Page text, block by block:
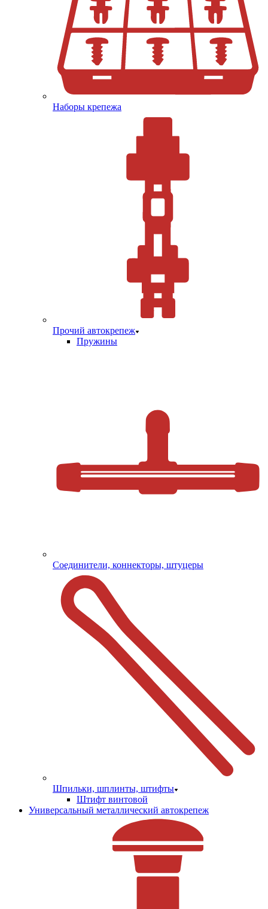
Наборы крепежа
Прочий автокрепеж
Пружины
Соединители, коннекторы, штуцеры
Шпильки, шплинты, штифты
Штифт винтовой
Универсальный металлический автокрепеж